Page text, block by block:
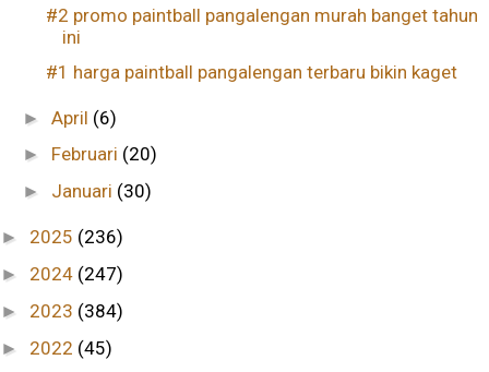
#2 promo paintball pangalengan murah banget tahun
ini
#1 harga paintball pangalengan terbaru bikin kaget
►April (6)
► Februari (20)
► Januari (30)
► 2025 (236)
► 2024 (247)
► 2023 (384)
► 2022 (45)